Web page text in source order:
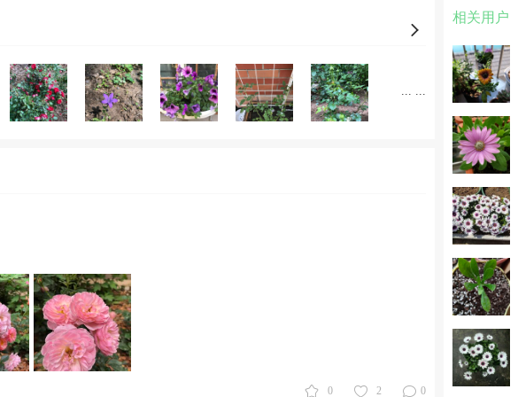
... ...
0 2 0
相关用户